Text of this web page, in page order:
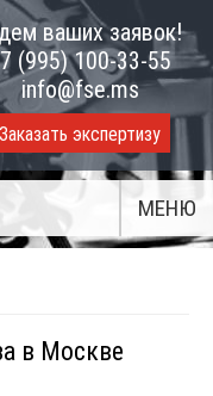
ваших заявок!
(995) 100-33-55
info@fse.ms
Заказать экспертизу
МЕНЮ
в Москве